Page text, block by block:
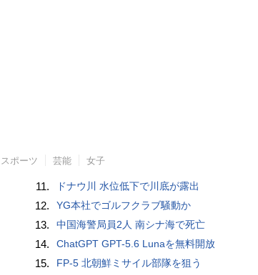
スポーツ 芸能 女子
11. ドナウ川 水位低下で川底が露出
12. YG本社でゴルフクラブ騒動か
13. 中国海警局員2人 南シナ海で死亡
14. ChatGPT GPT-5.6 Lunaを無料開放
15. FP-5 北朝鮮ミサイル部隊を狙う